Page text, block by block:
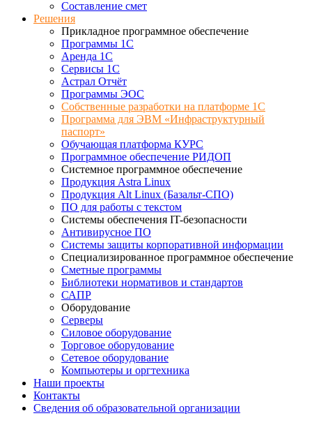
Составление смет
Решения
Прикладное программное обеспечение
Программы 1С
Аренда 1С
Сервисы 1С
Астрал Отчёт
Программы ЭОС
Собственные разработки на платформе 1С
Программа для ЭВМ «Инфраструктурный
паспорт»
Обучающая платформа КУРС
Программное обеспечение РИДОП
Системное программное обеспечение
Продукция Astra Linux
Продукция Alt Linux (Базальт-СПО)
ПО для работы с текстом
Системы обеспечения IT-безопасности
Антивирусное ПО
Системы защиты корпоративной информации
Специализированное программное обеспечение
Сметные программы
Библиотеки нормативов и стандартов
САПР
Оборудование
Серверы
Силовое оборудование
Торговое оборудование
Сетевое оборудование
Компьютеры и оргтехника
Наши проекты
Контакты
Сведения об образовательной организации